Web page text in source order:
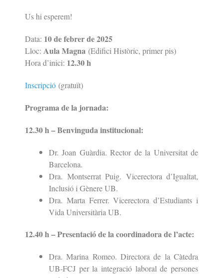
Us hi esperem!
Data: 10 de febrer de 2025
Lloc: Aula Magna (Edifici Històric, primer pis)
Hora d’inici: 12.30 h
Inscripció (gratuït)
Programa de la jornada:
12.30 h – Benvinguda institucional:
Dr. Joan Guàrdia. Rector de la Universitat de
Barcelona.
Dra. Montserrat Puig. Vicerectora d’Igualtat,
Inclusió i Gènere UB.
Dra. Marta Ferrer. Vicerectora d’Estudiants i
Vida Universitària UB.
12.40 h – Presentació de la coordinadora de l’acte:
Dra. Marina Romeo. Directora de la Càtedra
UB-FCJ per la integració laboral de persones